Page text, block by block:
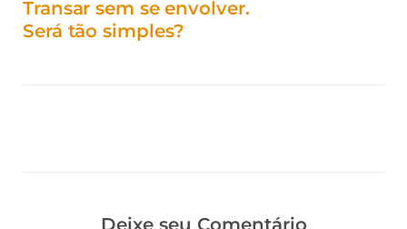
Transar sem se envolver.
Será tão simples?